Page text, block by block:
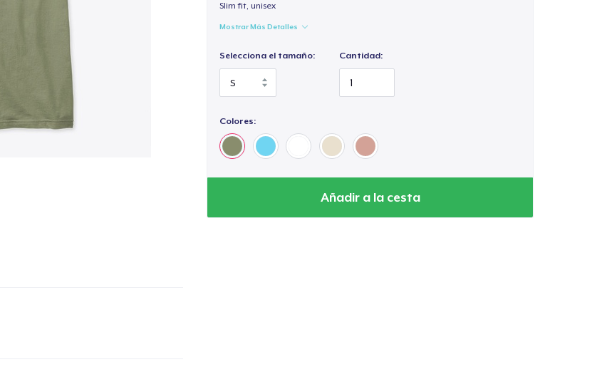
Slim fit, unisex
Mostrar Más Detalles
Selecciona el tamaño: Cantidad:
Colores:
Añadir a la cesta